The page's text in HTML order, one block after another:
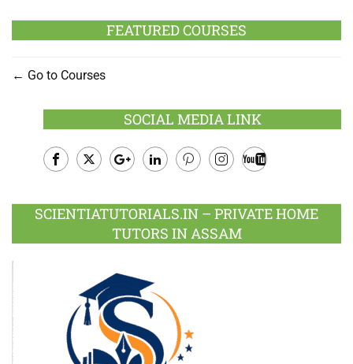
FEATURED COURSES
Go to Courses
SOCIAL MEDIA LINK
Plus
SCIENTIATUTORIALS.IN – PRIVATE HOME
TUTORS IN ASSAM